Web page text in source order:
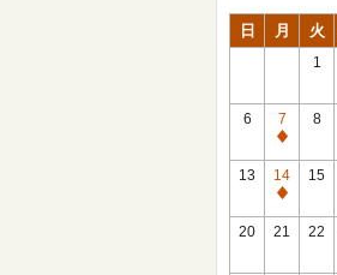
日 月 火
1
6
7
休
館
日
8
13
14
休
館
15
20 21 22